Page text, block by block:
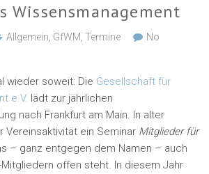
Wissensmanagement
Allgemein GfWM ,Termine
No
wieder soweit: Die Gesellschaft für
e.V. lädt zur jährlichen
nach Frankfurt am Main. In alter
Vereinsaktivität ein Seminar Mitglieder für
– ganz entgegen dem Namen – auch
offen steht. In diesem Jahr